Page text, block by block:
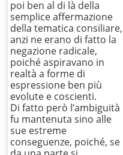
poi ben al di là della
semplice affermazione
della tematica consiliare,
anzi ne erano di fatto la
negazione radicale,
poiché aspiravano in
realtà a forme di
espressione ben più
evolute e coscienti.
Di fatto però l’ambiguità
fu mantenuta sino alle
sue estreme
conseguenze, poiché, se